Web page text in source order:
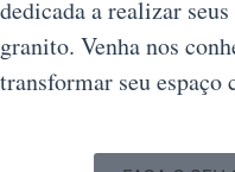
dedicada a realizar
granito. Venha nos
transformar seu